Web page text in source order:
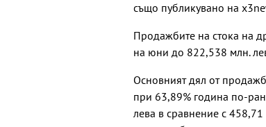
също публикувано на
Продажбите на стока на
на юни до 822,538 млн.
Основният дял от
при 63,89% година по-
лева в сравнение с